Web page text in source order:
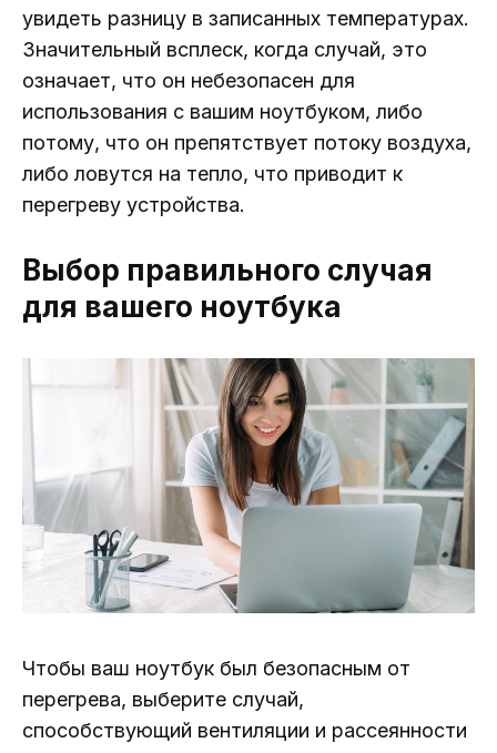
увидеть разницу в записанных температурах.
Значительный всплеск, когда случай, это
означает, что он небезопасен для
использования с вашим ноутбуком, либо
потому, что он препятствует потоку воздуха,
либо ловутся на тепло, что приводит к
перегреву устройства.
Выбор правильного случая
для вашего ноутбука
Чтобы ваш ноутбук был безопасным от
перегрева, выберите случай,
способствующий вентиляции и рассеянности